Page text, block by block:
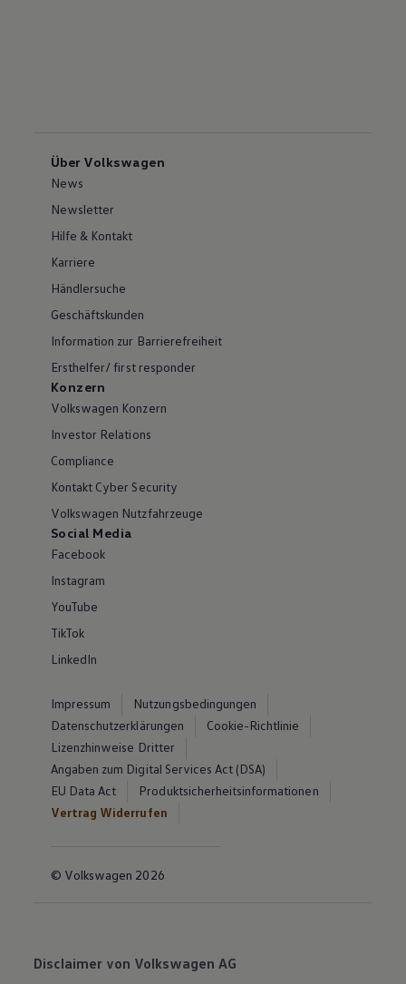
Über Volkswagen
News
Newsletter
Hilfe & Kontakt
Karriere
Händlersuche
Geschäftskunden
Information zur Barrierefreiheit
Ersthelfer/ first responder
Konzern
Volkswagen Konzern
Investor Relations
Compliance
Kontakt Cyber Security
Volkswagen Nutzfahrzeuge
Social Media
Facebook
Instagram
YouTube
TikTok
LinkedIn
Impressum
Nutzungsbedingungen
Datenschutzerklärungen
Cookie-Richtlinie
Lizenzhinweise Dritter
Angaben zum Digital Services Act (DSA)
EU Data Act
Produktsicherheitsinformationen
Vertrag Widerrufen
© Volkswagen 2026
Disclaimer von Volkswagen AG